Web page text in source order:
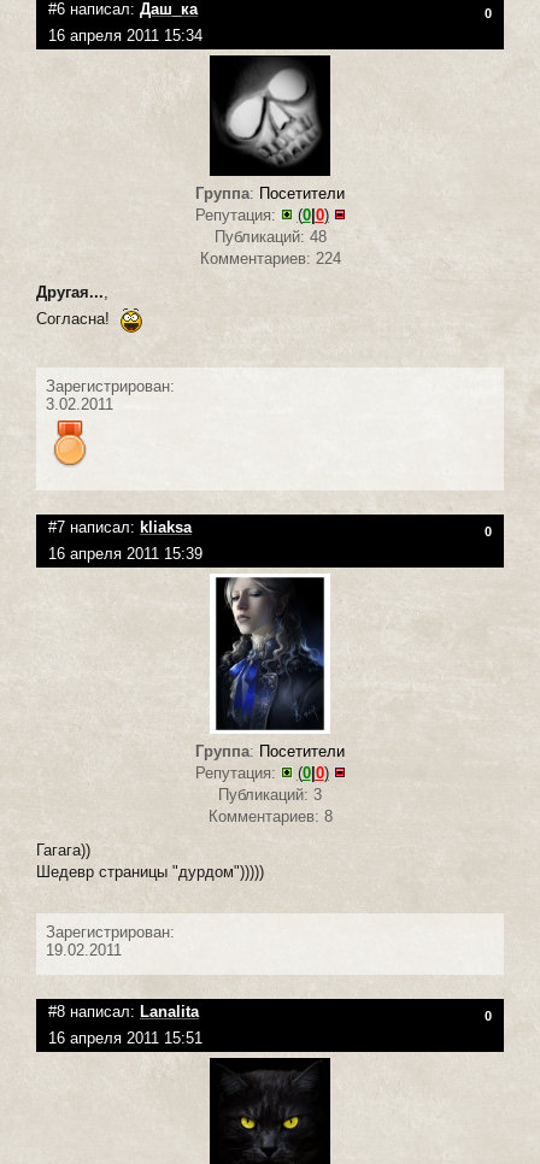
#6 написал: Даш_ка 0
16 апреля 2011 15:34
Группа: Посетители
Репутация:
(0|0)
Публикаций: 48
Комментариев: 224
Другая...
Согласна!
Зарегистрирован:
3.02.2011
#7 написал: kliaksa 0
16 апреля 2011 15:39
Группа: Посетители
Репутация:
(0| 0)
Публикаций: 3
Комментариев: 8
Гагага))
Шедевр страницы "дурдом")))))
Зарегистрирован:
19.02.2011
#8 написал: Lanalita 0
16 апреля 2011 15:51